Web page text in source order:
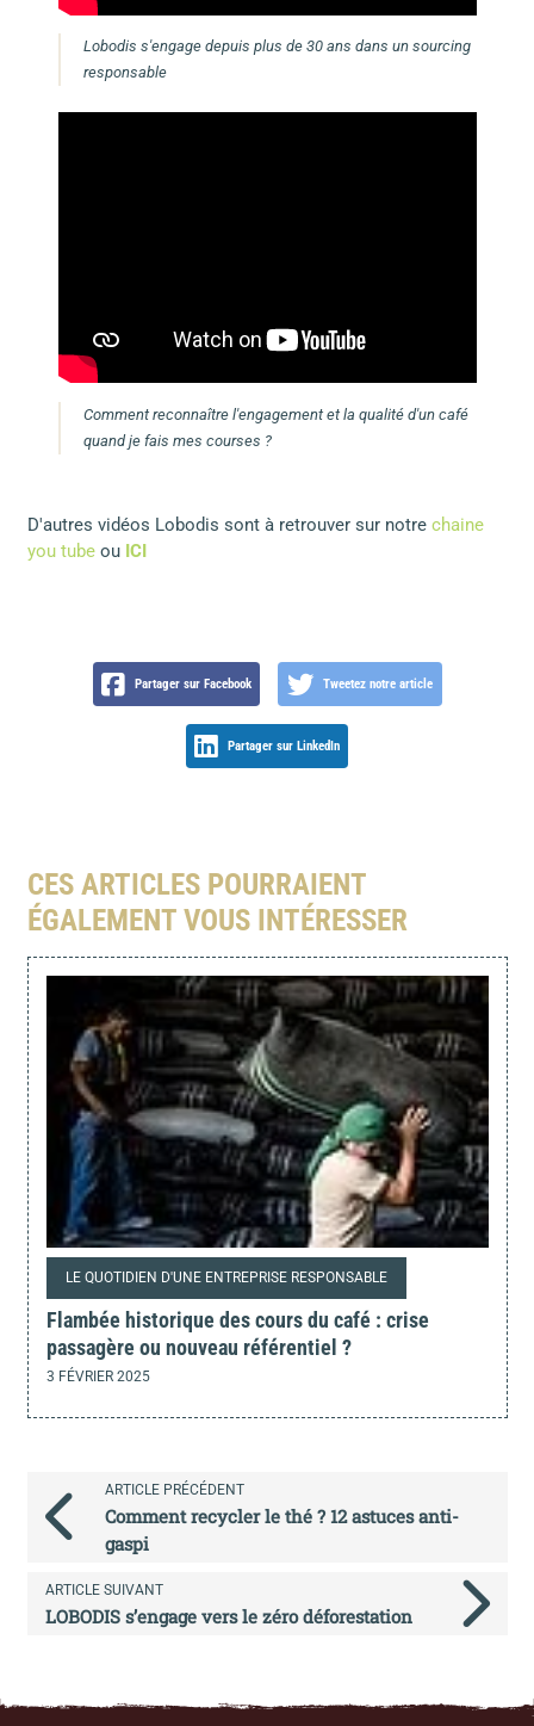
Lobodis s'engage depuis plus de 30 ans dans un sourcing
responsable
Comment reconnaître l'engagement et la qualité d'un café
quand je fais mes courses ?
D'autres vidéos Lobodis sont à retrouver sur notrechaine
you tubeou ICI
Partager sur Facebook Tweetez notre article
Partager sur LinkedIn
CES ARTICLES POURRAIENT
ÉGALEMENT VOUS INTÉRESSER
LE QUOTIDIEN D'UNE ENTREPRISE RESPONSABLE
Flambée historique des cours du café : crise
passagère ou nouveau référentiel ?
3 FÉVRIER 2025
ARTICLE PRÉCÉDENT
Comment recycler le thé ? 12 astuces anti-
gaspi
ARTICLE SUIVANT
LOBODIS s’engage vers le zéro déforestation